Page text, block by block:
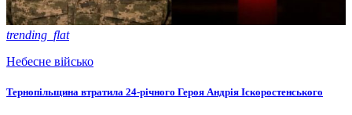
trending_flat
Небесне військо
Тернопільщина втратила 24-річного Героя Андрія Іскоростенського